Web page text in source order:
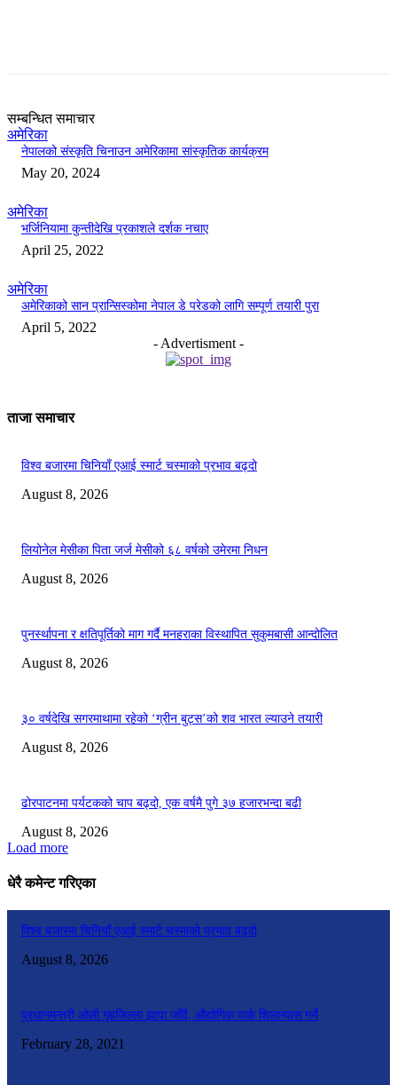
सम्बन्धित समाचार
अमेरिका
नेपालको संस्कृति चिनाउन अमेरिकामा सांस्कृतिक कार्यक्रम
May 20, 2024
अमेरिका
भर्जिनियामा कुन्तीदेखि प्रकाशले दर्शक नचाए
April 25, 2022
अमेरिका
अमेरिकाको सान प्रान्सिस्कोमा नेपाल डे परेडको लागि सम्पूर्ण तयारी पुरा
April 5, 2022
- Advertisment -
ताजा समाचार
विश्व बजारमा चिनियाँ एआई स्मार्ट चस्माको प्रभाव बढ्दो
August 8, 2026
लियोनेल मेसीका पिता जर्ज मेसीको ६८ वर्षको उमेरमा निधन
August 8, 2026
पुनर्स्थापना र क्षतिपूर्तिको माग गर्दै मनहराका विस्थापित सुकुमबासी आन्दोलित
August 8, 2026
३० वर्षदेखि सगरमाथामा रहेको ‘ग्रीन बुट्स’को शव भारत ल्याउने तयारी
August 8, 2026
ढोरपाटनमा पर्यटकको चाप बढ्दो, एक वर्षमै पुगे ३७ हजारभन्दा बढी
August 8, 2026
Load more
धेरै कमेन्ट गरिएका
विश्व बजारमा चिनियाँ एआई स्मार्ट चस्माको प्रभाव बढ्दो
August 8, 2026
प्रधानमन्त्री ओली गृहजिल्ला झापा जाँदै, औद्योगिक पार्क शिलान्यास गर्ने
February 28, 2021